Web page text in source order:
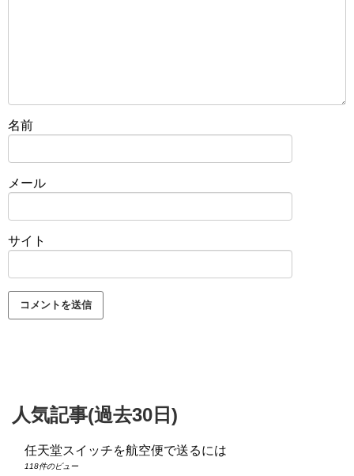
名前
メール
サイト
人気記事(過去30日)
任天堂スイッチを航空便で送るには
118件のビュー